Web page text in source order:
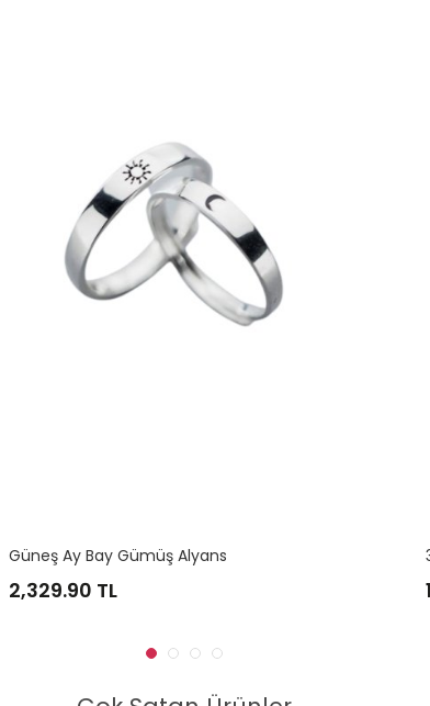
3 Mm Bay Gümüş Alyans
1,164.95TL